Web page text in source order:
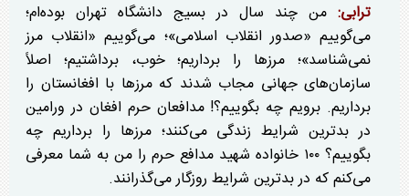
ترابی: من چند سال در بسیج دانشگاه تهران بوده‌ام؛
می‌گوییم «صدور انقلاب اسلامی»؛ می‌گوییم «انقلاب مرز
نمی‌شناسد»؛ مرز‌ها را برداریم؛ خوب، برداشتیم؛ اصلاً
سازمان‌های جهانی مجاب شدند که مرز‌ها با افغانستان را
برداریم. برویم چه بگوییم؟! مدافعان حرم افغان در ورامین
در بدترین شرایط زندگی می‌کنند؛ مرز‌ها را برداریم چه
بگوییم؟ ۱۰۰ خانواده شهید مدافع حرم را من به شما معرفی
می‌کنم که در بدترین شرایط روزگار می‌گذرانند.